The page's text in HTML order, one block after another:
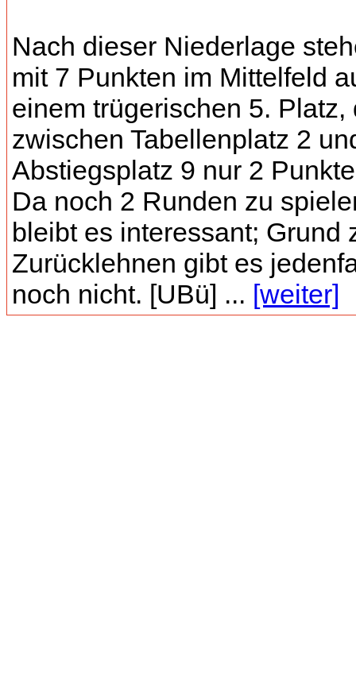
Nach dieser Niederlage
mit 7 Punkten im Mittelfeld
einem trügerischen 5. Platz,
zwischen Tabellenplatz 2
Abstiegsplatz 9 nur 2
Da noch 2 Runden zu
bleibt es interessant; Grund
Zurücklehnen gibt es
noch nicht. [UBü] ... [weiter]